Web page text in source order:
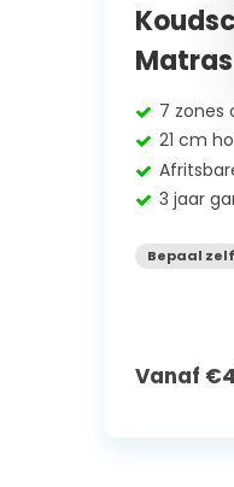
7 zones
21 cm
3 jaar
Bepaal
Vanaf €